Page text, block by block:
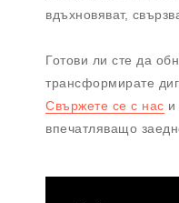
вдъхновяват,
Готови ли сте да
трансформирате
Свържете се с нас
впечатляващо